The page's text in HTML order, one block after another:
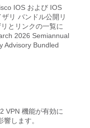
IOS および IOS
リ バンドル公開リ
とリンクの一覧に
2026 Semiannual
Advisory Bundled
VPN 機能が有効に
します。